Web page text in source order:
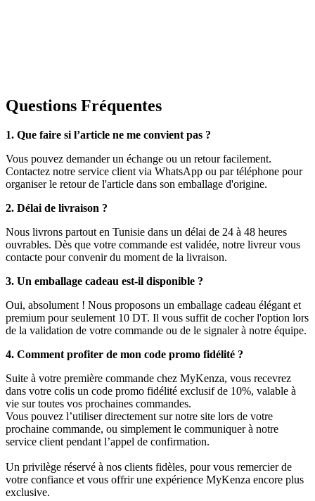
Questions Fréquentes
1. Que faire si l’article ne me convient pas ?
Vous pouvez demander un échange ou un retour facilement.
Contactez notre service client via WhatsApp ou par téléphone pour
organiser le retour de l'article dans son emballage d'origine.
2. Délai de livraison ?
Nous livrons partout en Tunisie dans un délai de 24 à 48 heures
ouvrables. Dès que votre commande est validée, notre livreur vous
contacte pour convenir du moment de la livraison.
3. Un emballage cadeau est-il disponible ?
Oui, absolument ! Nous proposons un emballage cadeau élégant et
premium pour seulement 10 DT. Il vous suffit de cocher l'option lors
de la validation de votre commande ou de le signaler à notre équipe.
4. Comment profiter de mon code promo fidélité ?
Suite à votre première commande chez MyKenza, vous recevrez
dans votre colis un code promo fidélité exclusif de 10%, valable à
vie sur toutes vos prochaines commandes.
Vous pouvez l’utiliser directement sur notre site lors de votre
prochaine commande, ou simplement le communiquer à notre
service client pendant l’appel de confirmation.
Un privilège réservé à nos clients fidèles, pour vous remercier de
votre confiance et vous offrir une expérience MyKenza encore plus
exclusive.